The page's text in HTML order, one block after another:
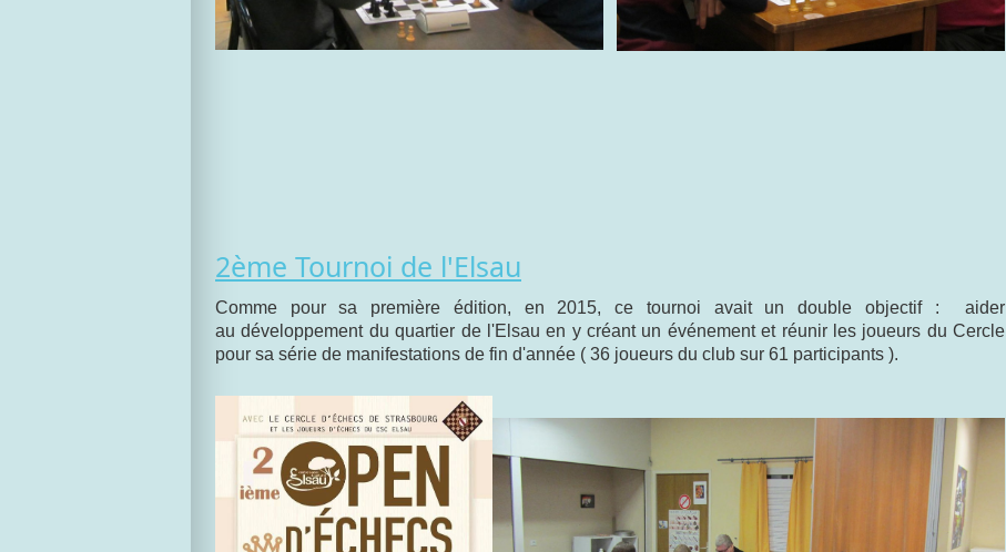
2ème Tournoi de l'Elsau
Comme pour sa première édition, en 2015, ce tournoi avait un double objectif : aider
au développement du quartier de l'Elsau en y créant un événement et réunir les joueurs du Cercle
pour sa série de manifestations de fin d'année ( 36 joueurs du club sur 61 participants ).